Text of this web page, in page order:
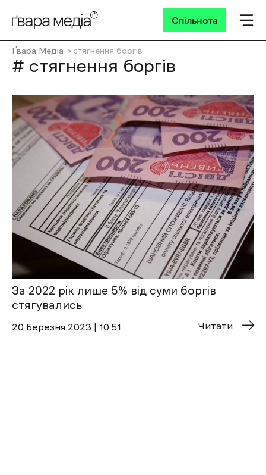
Спільнота
Ґвара Медіа стягнення боргів
# стягнення боргів
За 2022 рік лише 5% від суми боргів
стягувались
20 Березня 2023 | 10:51 Читати